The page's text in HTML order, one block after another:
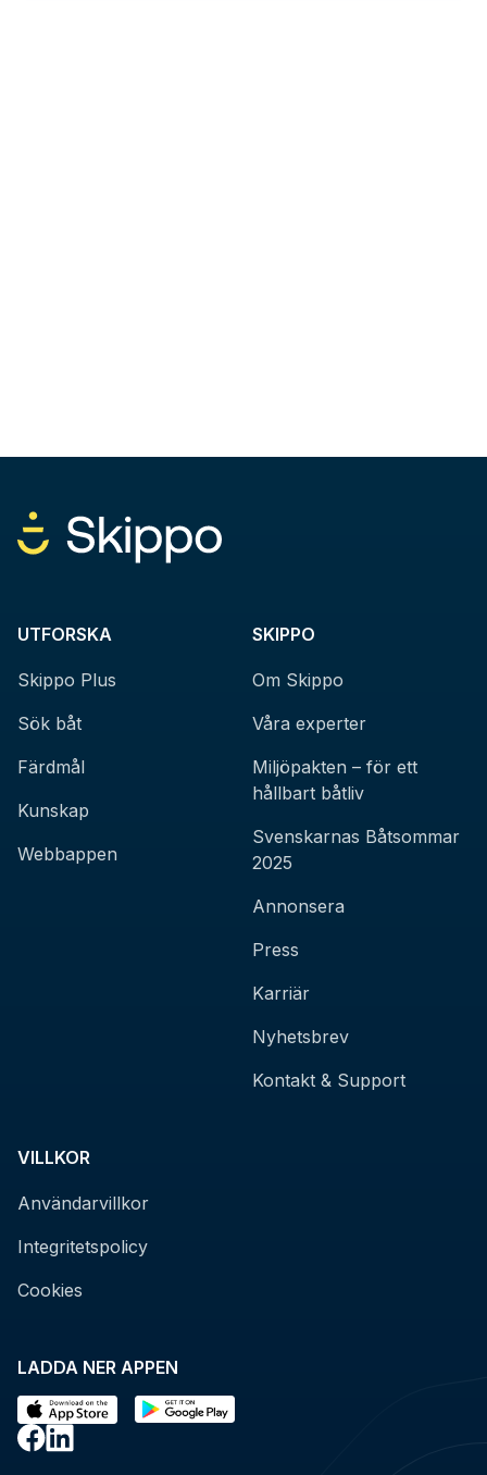
LADDA NER APPEN
UTFORSKA
Skippo Plus
Sök båt
Färdmål
Kunskap
Webbappen
SKIPPO
Om Skippo
Våra experter
Miljöpakten – för ett
hållbart båtliv
Svenskarnas Båtsommar
2025
Annonsera
Press
Karriär
Nyhetsbrev
Kontakt & Support
VILLKOR
Användarvillkor
Integritetspolicy
Cookies